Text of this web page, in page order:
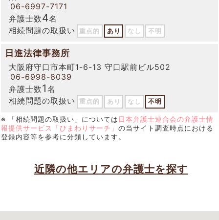
06-6997-7171
弁護士数4名
相続問題の取扱い
重点的 あり なし 不明
日進法律事務所
大阪府守口市本町1-6-13 守口駅前ビル502
06-6998-8039
弁護士数1 名
相続問題の取扱い
重点的 あり なし 不明
※ 「相続問題の取扱い」については 日本弁護士連合会の弁護士情
報提供サービス「ひまわりサーチ」 の当サイト調査時点における
登録内容等を参考に分類しています。
近隣の他エリアの弁護士を探す